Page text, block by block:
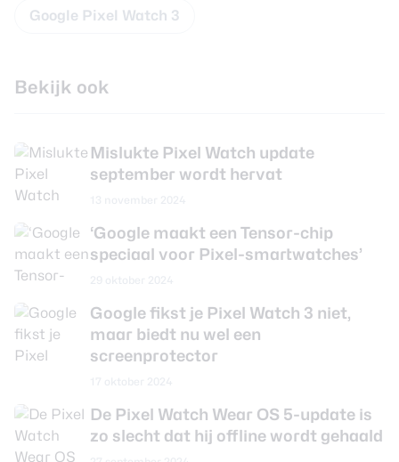
Google Pixel Watch 3
Bekijk ook
Mislukte Pixel Watch update
september wordt hervat
‘Google maakt een Tensor-chip
speciaal voor Pixel-smartwatches’
Google fikst je Pixel Watch 3 niet,
maar biedt nu wel een
screenprotector
De Pixel Watch Wear OS 5-update is
zo slecht dat hij offline wordt gehaald